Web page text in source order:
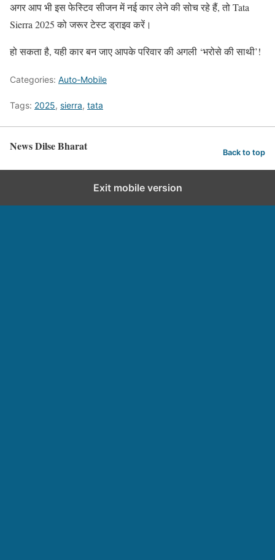
अगर आप भी इस फेस्टिव सीजन में नई कार लेने की सोच रहे हैं, तो Tata
Sierra 2025 को जरूर टेस्ट ड्राइव करें।
हो सकता है, यही कार बन जाए आपके परिवार की अगली ‘भरोसे की साथी’!
Categories: Auto-Mobile
Tags: 2025, sierra, tata
News Dilse Bharat Back to top
Exit mobile version